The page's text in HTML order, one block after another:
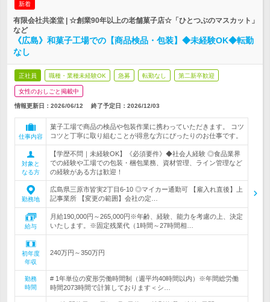
新着
有限会社共楽堂 | ☆創業90年以上の老舗菓子店☆「ひとつぶのマスカット」
など
《広島》和菓子工場での【商品検品・包装】◆未経験OK◆転勤
なし
正社員 職種・業種未経験OK 急募 転勤なし 第二新卒歓迎
女性のおしごと掲載中
情報更新日：2026/06/12 終了予定日： 2026/12/03
仕事内容
菓子工場で商品の検品や包装作業に携わっていただきます。 コツ
コツと丁寧に取り組むことが得意な方にぴったりのお仕事です。
対象と
なる方
【学歴不問｜未経験OK】《必須要件》◆社会人経験 ◎食品業界
での経験や工場での包装・梱包業務、資材管理、ライン管理など
の経験がある方は歓迎！
勤務地
広島県三原市皆実2丁目6-10 ◎マイカー通勤可 【雇入れ直後】上
記事業所 【変更の範囲】会社の定…
給与
月給190,000円～265,000円※年齢、経験、能力を考慮の上、決定
いたします。※固定残業代（1時間～27時間相…
初年度
年収
240万円～350万円
勤務
時間
# 1年単位の変形労働時間制（週平均40時間以内）※年間総労働
時間2073時間で計算しております＜シ…